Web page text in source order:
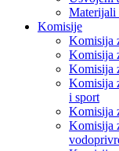
Materijali
Komisije
Komisija
Komisija
Komisija
Komisija
i sport
Komisija
Komisija